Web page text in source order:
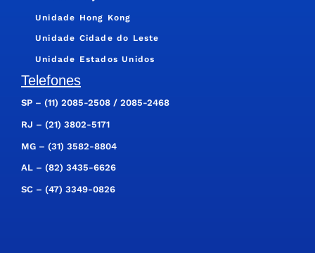
Unidade Hong Kong
Unidade Cidade do Leste
Unidade Estados Unidos
Telefones
SP – (11) 2085-2508 / 2085-2468
RJ – (21) 3802-5171
MG – (31) 3582-8804
AL – (82) 3435-6626
SC – (47) 3349-0826